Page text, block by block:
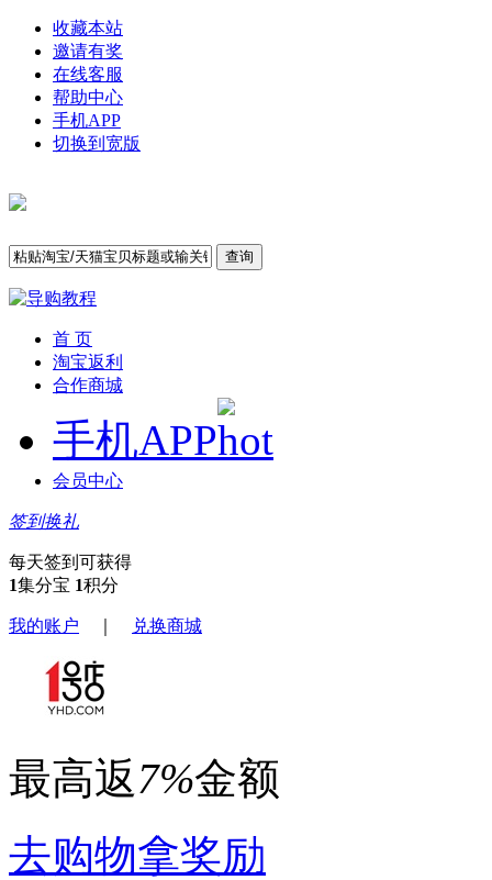
收藏本站
邀请有奖
在线客服
帮助中心
手机APP
切换到宽版
查询
首 页
淘宝返利
合作商城
手机APP
会员中心
签到换礼
每天签到可获得
1集分宝 1积分
我的账户 兑换商城
最高返7%金额
去购物拿奖励